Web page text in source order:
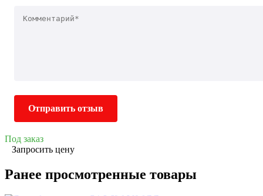
Отправить отзыв
Под заказ
Запросить цену
Ранее просмотренные товары